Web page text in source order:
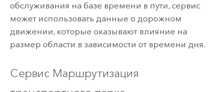
обслуживания на базе времени в пути, сервис
может использовать данные о дорожном
движении, которые оказывают влияние на
размер области в зависимости от времени дня.
Сервис Маршрутизация